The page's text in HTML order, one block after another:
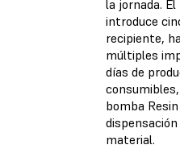
la jornada.
introduce
recipiente,
múltiples
días de
bomba
material.